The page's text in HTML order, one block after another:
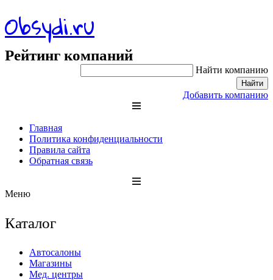
Obsydi.ru
Рейтинг компаний
Найти компанию
Найти
Добавить компанию
Главная
Политика конфиденциальности
Правила сайта
Обратная связь
Меню
Каталог
Автосалоны
Магазины
Мед. центры